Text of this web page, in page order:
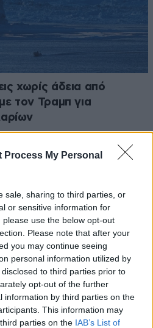
Process My Personal
sale, sharing to third parties, or
or sensitive information for
use the below opt-out
Please note that after your
you may continue seeing
personal information utilized by
to third parties prior to
opt-out of the further
information by third parties on the
This information may
parties on the IAB’s List of
χωρίς άδεια από
τον Τραμπ για
έτοιμη να εφαρμόσει